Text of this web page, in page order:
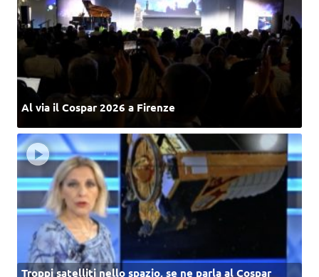
Al via il Cospar 2026 a Firenze
Troppi satelliti nello spazio, se ne parla al Cospar